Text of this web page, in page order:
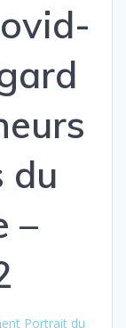
du
–
Portrait du